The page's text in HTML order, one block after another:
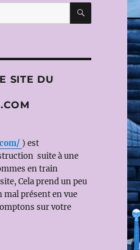
SITE DU
) est
suite à une
en train
Cela prend un peu
mal présent en vue
sur votre